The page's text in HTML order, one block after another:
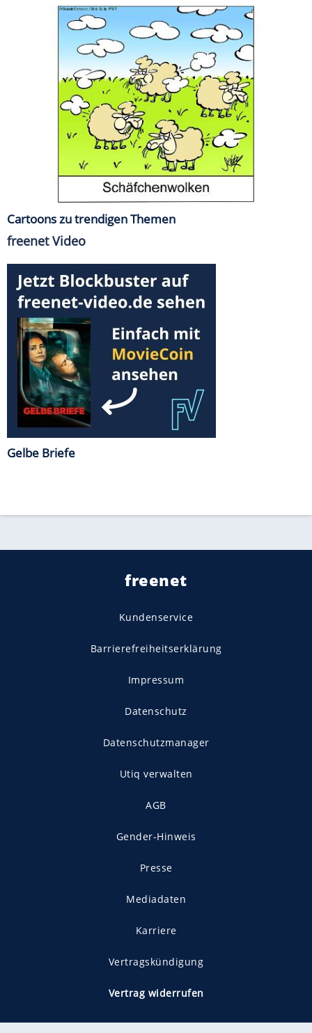
Cartoons zu trendigen Themen
freenet Video
Gelbe Briefe
freenet
Kundenservice
Barrierefreiheitserklärung
Impressum
Datenschutz
Datenschutzmanager
Utiq verwalten
AGB
Gender-Hinweis
Presse
Mediadaten
Karriere
Vertragskündigung
Vertrag widerrufen